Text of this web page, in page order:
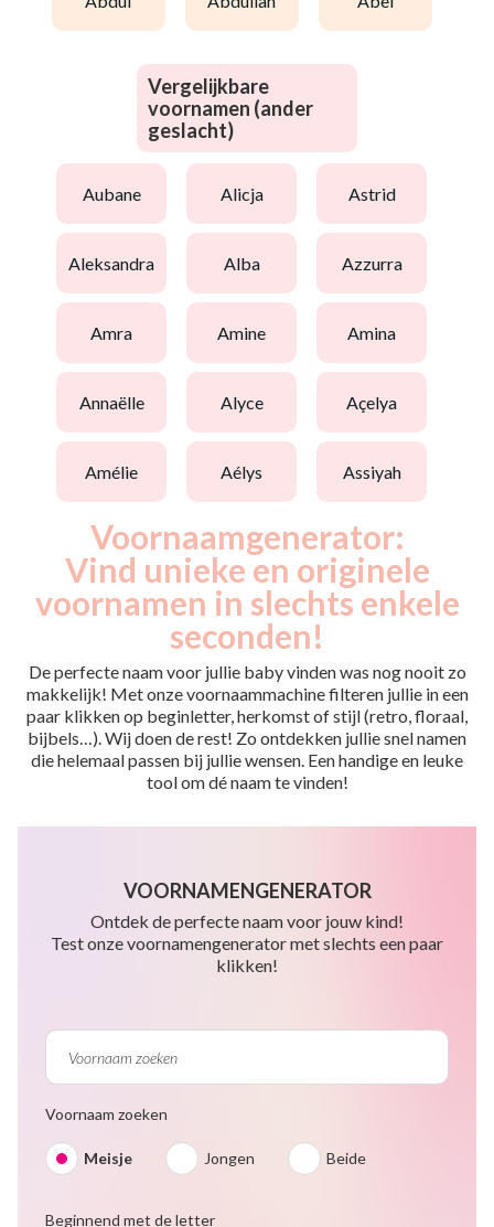
Vergelijkbare
voornamen (ander
geslacht)
aubane alicja astrid
aleksandra alba azzurra
amra amine amina
annaëlle alyce açelya
amélie aélys assiyah
Voornaamgenerator:
Vind unieke en originele
voornamen in slechts enkele
seconden!
De perfecte naam voor jullie baby vinden was nog nooit zo
makkelijk! Met onze voornaammachine filteren jullie in een
paar klikken op beginletter, herkomst of stijl (retro, floraal,
bijbels…). Wij doen de rest! Zo ontdekken jullie snel namen
die helemaal passen bij jullie wensen. Een handige en leuke
tool om dé naam te vinden!
VOORNAMENGENERATOR
Ontdek de perfecte naam voor jouw kind!
Test onze voornamengenerator met slechts een paar
klikken!
Voornaam zoeken
Meisje Jongen Beide
Beginnend met de letter